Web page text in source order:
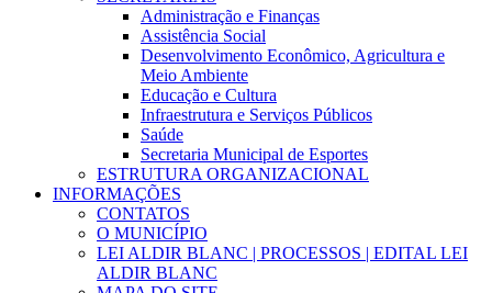
Administração e Finanças
Assistência Social
Desenvolvimento Econômico, Agricultura e
Meio Ambiente
Educação e Cultura
Infraestrutura e Serviços Públicos
Saúde
Secretaria Municipal de Esportes
ESTRUTURA ORGANIZACIONAL
INFORMAÇÕES
CONTATOS
O MUNICÍPIO
LEI ALDIR BLANC | PROCESSOS | EDITAL LEI
ALDIR BLANC